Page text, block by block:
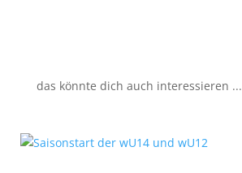
das könnte dich auch interessieren ...